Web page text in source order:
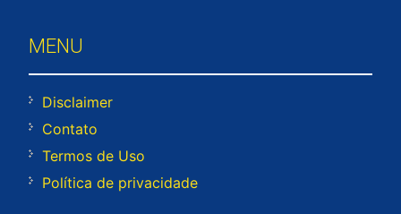
MENU
Disclaimer
Contato
Termos de Uso
Política de privacidade